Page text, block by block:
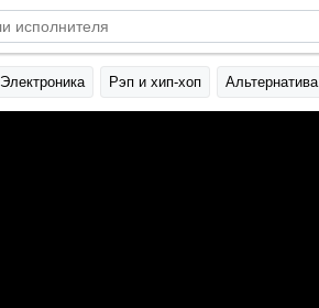
Электроника Рэп и хип-хоп Альтернатива